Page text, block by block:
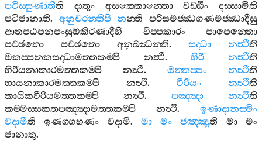
පටිස‍්සුණාතීති දාතුං අසක‍්කොන‍්තො වඩ‍්ඪිං
දස‍්සාමීති
පටිජානාති. අනුචරන‍්තිපි නන‍්ති
පරිසමජ‍්ඣගණමජ‍්ඣාදීසු
ආතපඨපනපංසුඔකිරණාදීහි
විප‍්පකාරං
පාපෙන‍්තො
පච‍්ඡතො
පච‍්ඡතො අනුබන්‍ධන‍්ති. සද‍්ධා නත්‍ථීති
ඔකප‍්පනකසද‍්ධාමත‍්තකම‍්පි
නත්‍ථි.හිරී නත්‍ථීති
හිරීයනාකාරමත‍්තකම‍්පි
නත්‍ථි. ඔත‍්තප‍්පං නත්‍ථීති
භායනාකාරමත‍්තකම‍්පි
නත්‍ථි. වීරියං නත්‍ථීති
කායිකවීරියමත‍්තකම‍්පි
නත්‍ථි. පඤ‍්ඤා නත්‍ථීති
කම‍්මස‍්සකතපඤ‍්ඤාමත‍්තකම‍්පි
නත්‍ථි. ඉණාදානස‍්මිං
වදාමීති ඉණග‍්ගහණං වදාමි. මා මං ජඤ‍්ඤූති මා
මං
ජානාතු.